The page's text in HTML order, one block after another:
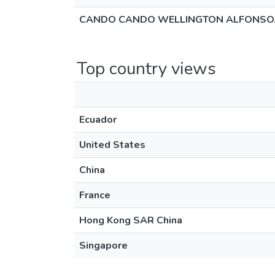
CANDO CANDO WELLINGTON
Top country views
Ecuador
United States
China
France
Hong Kong SAR China
Singapore